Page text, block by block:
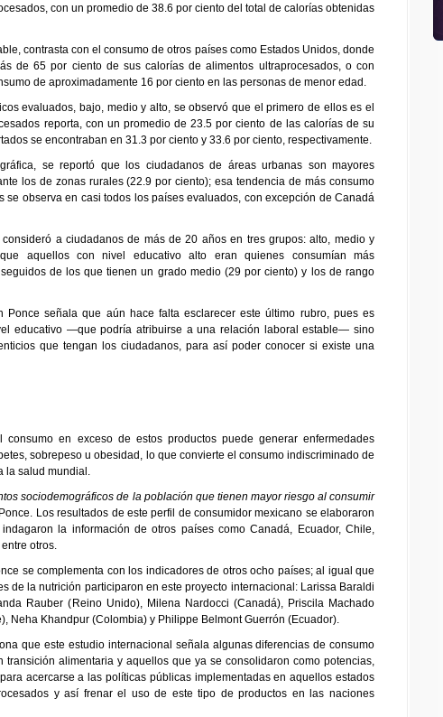
con un promedio de 38.6 por ciento del total de calorías obtenidas
contrasta con el consumo de otros países como Estados Unidos, donde
de 65 por ciento de sus calorías de alimentos ultraprocesados, o con
de aproximadamente 16 por ciento en las personas de menor edad.
evaluados, bajo, medio y alto, se observó que el primero de ellos es el
reporta, con un promedio de 23.5 por ciento de las calorías de su
se encontraban en 31.3 por ciento y 33.6 por ciento, respectivamente.
se reportó que los ciudadanos de áreas urbanas son mayores
los de zonas rurales (22.9 por ciento); esa tendencia de más consumo
se observa en casi todos los países evaluados, con excepción de Canadá
a ciudadanos de más de 20 años en tres grupos: alto, medio y
aquellos con nivel educativo alto eran quienes consumían más
de los que tienen un grado medio (29 por ciento) y los de rango
Ponce señala que aún hace falta esclarecer este último rubro, pues es
educativo —que podría atribuirse a una relación laboral estable— sino
que tengan los ciudadanos, para así poder conocer si existe una
consumo en exceso de estos productos puede generar enfermedades
sobrepeso u obesidad, lo que convierte el consumo indiscriminado de
la salud mundial.
sociodemográficos de la población que tienen mayor riesgo al consumir
Los resultados de este perfil de consumidor mexicano se elaboraron
la información de otros países como Canadá, Ecuador, Chile,
otros.
se complementa con los indicadores de otros ocho países; al igual que
de la nutrición participaron en este proyecto internacional: Larissa Baraldi
Rauber (Reino Unido), Milena Nardocci (Canadá), Priscila Machado
Neha Khandpur (Colombia) y Philippe Belmont Guerrón (Ecuador).
que este estudio internacional señala algunas diferencias de consumo
transición alimentaria y aquellos que ya se consolidaron como potencias,
acercarse a las políticas públicas implementadas en aquellos estados
y así frenar el uso de este tipo de productos en las naciones